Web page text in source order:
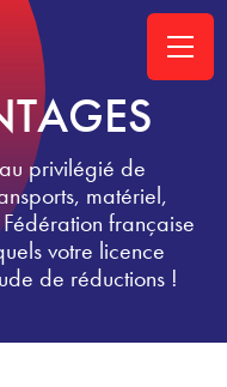
privilégié de
matériel,
française
votre licence
de réductions !